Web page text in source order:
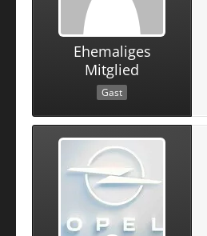
Ehemaliges
Mitglied
Gast